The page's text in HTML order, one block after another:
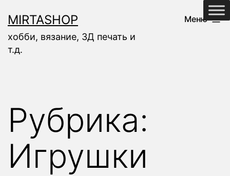
содержимому
MIRTASHOP
хобби, вязание, 3Д печать и
т.д.
Меню
Рубрика:
Игрушки